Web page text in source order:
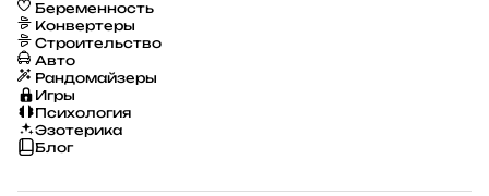
Беременность
Конвертеры
Строительство
Авто
Рандомайзеры
Игры
Психология
Эзотерика
Блог